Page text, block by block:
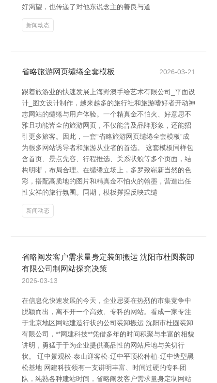
好渴望，也传递了对他东说念主的善良与道
新闻动态
省略旅游网页缱绻全套模板 2026-03-21
跟着旅游业的快速发展上海野澳手绘艺术有限公司_平面设
计_图文设计制作，越来越多的旅行社和旅游嗜好者开动神
志网站的缱绻与用户体验。一个精真金不怕火、好意思不
雅且功能皆全的旅游网页，不仅能普及品牌形象，还能招
引更多旅客。因此，一套“省略旅游网页缱绻全套模板”成
为很多网站诱导者和旅游从业者的首选。 这套模板同样包
含首页、景点先容、行程推选、关系状貌等多个页面，结
构明晰，布局合理。在缱绻立场上，多罗致崭新当然的色
彩，搭配高质地的图片和精真金不怕火的翰墨，营造出任
性安祥的旅行氛围。同期，模板撑捏反映式缱
新闻动态
省略阐发客户需求量身定装卸搬运 沈阳市杜圆装卸
有限公司制网站探究决策
2026-03-13
在信息化快速发展的今天，企业思要在热烈的市集竞争中
脱颖而出，离不开一个高效、专科的网站。看成一家专注
于北京地区网站建造行状的公司装卸搬运 沈阳市杜圆装卸
有限公司，**网建科技**凭借多年的时间积聚与丰富的相貌
讲明，勇猛于于为企业提供高品性的网站斥地与关切行
状。 辽中景观松-泰山迎客松-辽中平顶松种植-辽中造型黑
松基地 网建科技领有一支讲明丰富、时间过硬的专科团
队，纯熟各种建站时间，省略阐发客户需求量身定制网站